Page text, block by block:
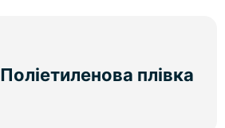
Поліетиленова плівка